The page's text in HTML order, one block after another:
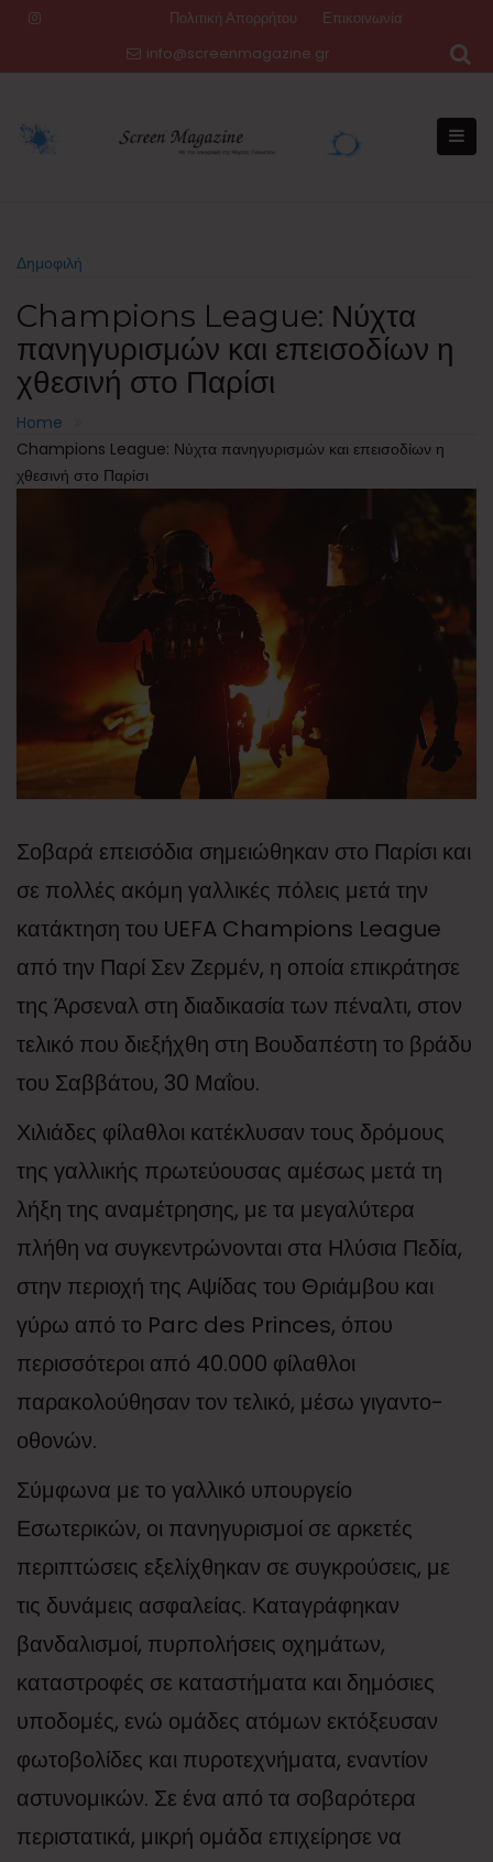
Πολιτική Απορρήτου
Επικοινωνία
info@screenmagazine.gr
Δημοφιλή
Champions League: Νύχτα
πανηγυρισμών και επεισοδίων η
χθεσινή στο Παρίσι
Home
Champions League: Νύχτα πανηγυρισμών και επεισοδίων η
χθεσινή στο Παρίσι
Σοβαρά επεισόδια σημειώθηκαν στο Παρίσι και
σε πολλές ακόμη γαλλικές πόλεις μετά την
κατάκτηση του UEFA Champions League
από την Παρί Σεν Ζερμέν, η οποία επικράτησε
της Άρσεναλ στη διαδικασία των πέναλτι, στον
τελικό που διεξήχθη στη Βουδαπέστη το βράδυ
του Σαββάτου, 30 Μαΐου.
Χιλιάδες φίλαθλοι κατέκλυσαν τους δρόμους
της γαλλικής πρωτεύουσας αμέσως μετά τη
λήξη της αναμέτρησης, με τα μεγαλύτερα
πλήθη να συγκεντρώνονται στα Ηλύσια Πεδία,
στην περιοχή της Αψίδας του Θριάμβου και
γύρω από το Parc des Princes, όπου
περισσότεροι από 40.000 φίλαθλοι
παρακολούθησαν τον τελικό, μέσω γιγαντο-
οθονών.
Σύμφωνα με το γαλλικό υπουργείο
Εσωτερικών, οι πανηγυρισμοί σε αρκετές
περιπτώσεις εξελίχθηκαν σε συγκρούσεις, με
τις δυνάμεις ασφαλείας. Καταγράφηκαν
βανδαλισμοί, πυρπολήσεις οχημάτων,
καταστροφές σε καταστήματα και δημόσιες
υποδομές, ενώ ομάδες ατόμων εκτόξευσαν
φωτοβολίδες και πυροτεχνήματα, εναντίον
αστυνομικών. Σε ένα από τα σοβαρότερα
περιστατικά, μικρή ομάδα επιχείρησε να